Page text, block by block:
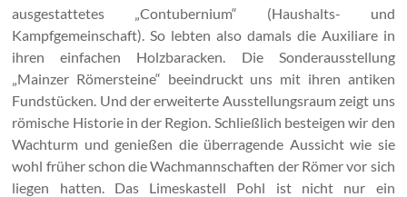
ausgestattetes „Contubernium“ (Haushalts- und
Kampfgemeinschaft). So lebten also damals die Auxiliare in
ihren einfachen Holzbaracken. Die Sonderausstellung
„Mainzer Römersteine“ beeindruckt uns mit ihren antiken
Fundstücken. Und der erweiterte Ausstellungsraum zeigt uns
römische Historie in der Region. Schließlich besteigen wir den
Wachturm und genießen die überragende Aussicht wie sie
wohl früher schon die Wachmannschaften der Römer vor sich
liegen hatten. Das Limeskastell Pohl ist nicht nur ein